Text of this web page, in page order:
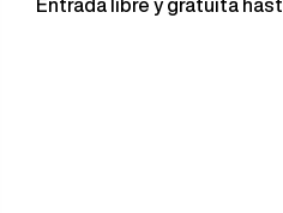
Entrada libre y gratuita